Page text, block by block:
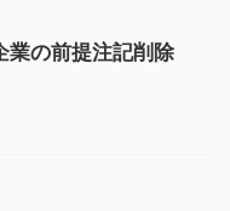
業の前提注記削除